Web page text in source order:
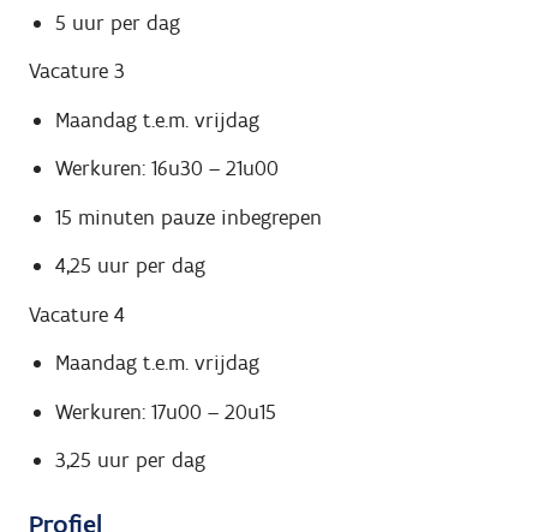
5 uur per dag
Vacature 3
Maandag t.e.m. vrijdag
Werkuren: 16u30 – 21u00
15 minuten pauze inbegrepen
4,25 uur per dag
Vacature 4
Maandag t.e.m. vrijdag
Werkuren: 17u00 – 20u15
3,25 uur per dag
Profiel